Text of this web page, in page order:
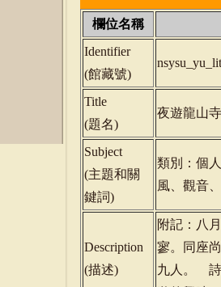
欄位名稱
Identifier
(館藏號)
Title
(題名)
夜遊龍山寺
Subject
(主題和關
鍵詞)
類別：個
風、觀音
Description
(描述)
附記：八
寥。同座
九人。 詩